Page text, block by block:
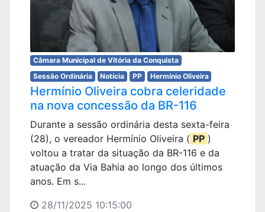
Câmara Municipal de Vitória da Conquista
Sessão Ordinária
Notícia PP Hermínio Oliveira
Hermínio Oliveira cobra celeridade
na nova concessão da BR-116
Durante a sessão ordinária desta sexta-feira
(28), o vereador Hermínio Oliveira ( PP )
voltou a tratar da situação da BR-116 e da
atuação da Via Bahia ao longo dos últimos
anos. Em s...
28/11/2025 10:15:00